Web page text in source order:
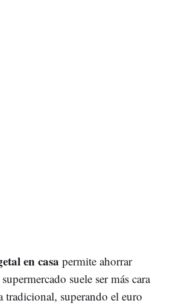
en casa permite ahorrar
suele ser más cara
tradicional, superando el euro